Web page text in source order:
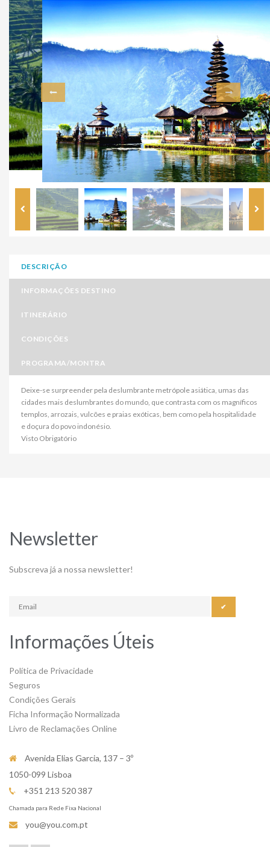
DESCRIÇÃO
INFORMAÇÕES DESTINO
ITINERÁRIO
CONDIÇÕES
PROGRAMA/MONTRA
Deixe-se surpreender pela deslumbrante metrópole asiática, umas das
cidades mais deslumbrantes do mundo, que contrasta com os magníficos
templos, arrozais, vulcões e praias exóticas, bem como pela hospitalidade
e doçura do povo indonésio.
Visto Obrigatório
Newsletter
Subscreva já a nossa newsletter!
✔
Informações Úteis
Política de Privacidade
Seguros
Condições Gerais
Ficha Informação Normalizada
Livro de Reclamações Online
Avenida Elias Garcia, 137 – 3º
1050-099 Lisboa
+351 213 520 387
Chamada para Rede Fixa Nacional
you@you.com.pt